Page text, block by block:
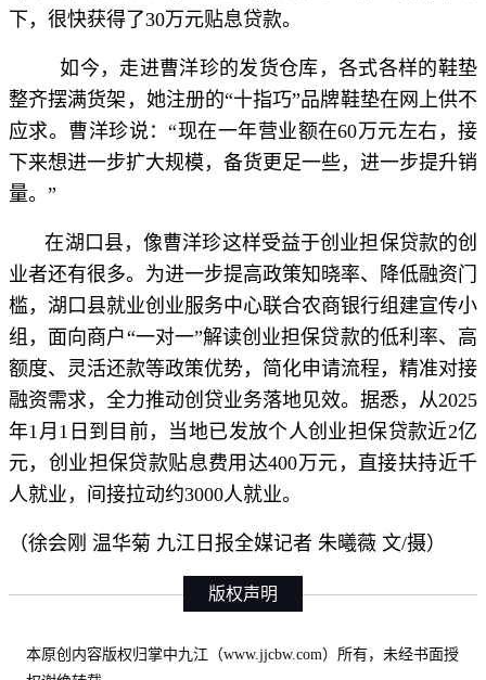
下，很快获得了30万元贴息贷款。
如今，走进曹洋珍的发货仓库，各式各样的鞋垫
整齐摆满货架，她注册的“十指巧”品牌鞋垫在网上供不
应求。曹洋珍说：“现在一年营业额在60万元左右，接
下来想进一步扩大规模，备货更足一些，进一步提升销
量。”
在湖口县，像曹洋珍这样受益于创业担保贷款的创
业者还有很多。为进一步提高政策知晓率、降低融资门
槛，湖口县就业创业服务中心联合农商银行组建宣传小
组，面向商户“一对一”解读创业担保贷款的低利率、高
额度、灵活还款等政策优势，简化申请流程，精准对接
融资需求，全力推动创贷业务落地见效。据悉，从2025
年1月1日到目前，当地已发放个人创业担保贷款近2亿
元，创业担保贷款贴息费用达400万元，直接扶持近千
人就业，间接拉动约3000人就业。
（徐会刚 温华菊 九江日报全媒记者 朱曦薇 文/摄）
版权声明
本原创内容版权归掌中九江（www.jjcbw.com）所有，未经书面授